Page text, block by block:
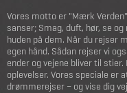
Vores motto er "Mærk
sanser; Smag, duft, hør, se
huden på dem. Når du rejser
egen hånd. Sådan rejser vi
ender og vejene bliver til
oplevelser. Vores speciale er
drømmerejser – og vise dig